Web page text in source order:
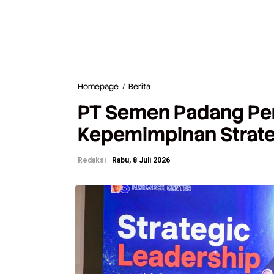
Homepage / Berita
S
e
m
e
P
d
a
g
P
e
r
k
PT Semen Padang
Kepemimpinan
Redaksi Rabu, 8 Juli 2026